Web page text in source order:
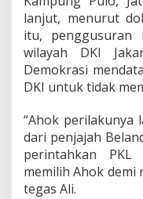
lanjut, menurut
itu,
wilayah DKI
Demokrasi
DKI untuk tidak
“Ahok perilakunya
dari penjajah
perintahkan
memilih Ahok demi
tegas Ali.